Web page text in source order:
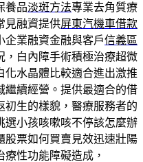
養品淡斑方法專業去角質療
見融資提供屏東汽機車借款
企業融資金融與客戶信義區
，白內障手術積極治療超微
化水晶體比較適合進出激推
繼續經營。提供最適合的借
初生的樣貌，醫療服務者的
選小孩咳嗽咳不停該怎麼辦
股票如何買賣見效迅速壯陽
療性功能障礙造成，